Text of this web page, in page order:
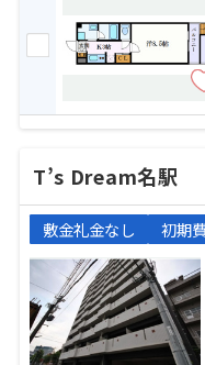
T’s Dream名駅
敷金礼金なし 初期